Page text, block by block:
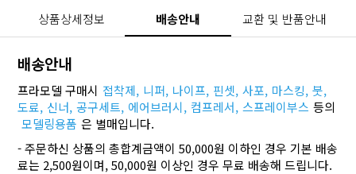
상품상세정보 배송안내 교환 및 반품안내
배송안내
프라모델 구매시 접착제, 니퍼, 나이프, 핀셋, 사포, 마스킹, 붓,
도료, 신너, 공구세트, 에어브러시, 컴프레서, 스프레이부스 등의
모델링용품 은 별매입니다.
- 주문하신 상품의 총합계금액이 50,000원 이하인 경우 기본 배송
료는 2,500원이며, 50,000원 이상인 경우 무료 배송해 드립니다.